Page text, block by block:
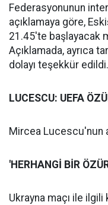
Federasyonunun
açıklamaya göre,
21.45'te başlayacak
Açıklamada, ayrıca
dolayı teşekkür edildi.
LUCESCU: UEFA
Mircea Lucescu'nun
'HERHANGİ BİR
Ukrayna maçı ile ilgili